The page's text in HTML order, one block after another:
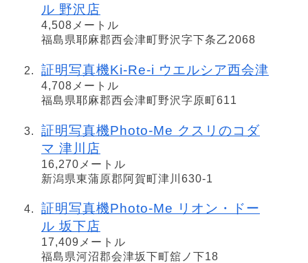
ル 野沢店
4,508メートル
福島県耶麻郡西会津町野沢字下条乙2068
証明写真機Ki-Re-i ウエルシア西会津
4,708メートル
福島県耶麻郡西会津町野沢字原町611
証明写真機Photo-Me クスリのコダ
マ 津川店
16,270メートル
新潟県東蒲原郡阿賀町津川630-1
証明写真機Photo-Me リオン・ドー
ル 坂下店
17,409メートル
福島県河沼郡会津坂下町舘ノ下18